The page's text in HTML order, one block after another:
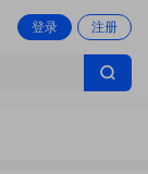
登录 注册